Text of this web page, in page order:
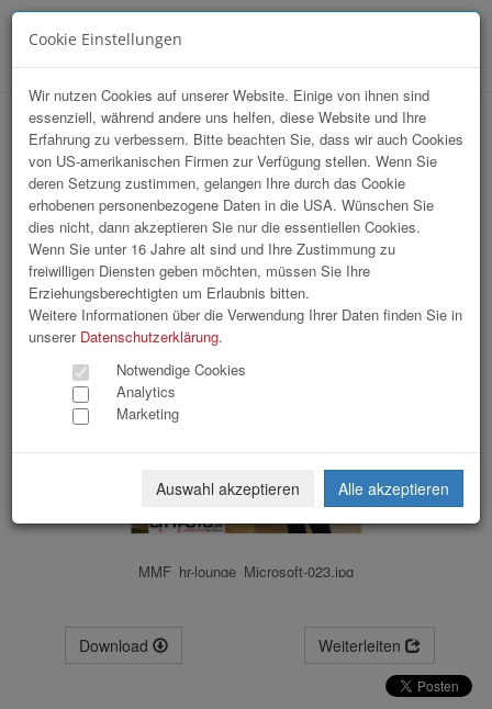
hr-lounge Ost zu Gast bei Microsoft
Österreich
MMF_hr-lounge_Microsoft-023.jpg
Download Weiterleiten
Cookie Einstellungen
Wir nutzen Cookies auf unserer Website. Einige von ihnen sind
essenziell, während andere uns helfen, diese Website und Ihre
Erfahrung zu verbessern. Bitte beachten Sie, dass wir auch Cookies
von US-amerikanischen Firmen zur Verfügung stellen. Wenn Sie
deren Setzung zustimmen, gelangen Ihre durch das Cookie
erhobenen personenbezogene Daten in die USA. Wünschen Sie
dies nicht, dann akzeptieren Sie nur die essentiellen Cookies.
Wenn Sie unter 16 Jahre alt sind und Ihre Zustimmung zu
freiwilligen Diensten geben möchten, müssen Sie Ihre
Erziehungsberechtigten um Erlaubnis bitten.
Weitere Informationen über die Verwendung Ihrer Daten finden Sie in
unserer Datenschutzerklärung.
Notwendige Cookies
Analytics
Marketing
Auswahl akzeptieren Alle akzeptieren